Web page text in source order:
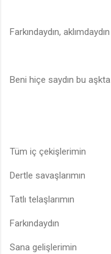
Farkındaydın, aklımdaydın
Beni hiçe saydın bu aşkta
Tüm iç çekişlerimin
Dertle savaşlarımın
Tatlı telaşlarımın
Farkındaydın
Sana gelişlerimin